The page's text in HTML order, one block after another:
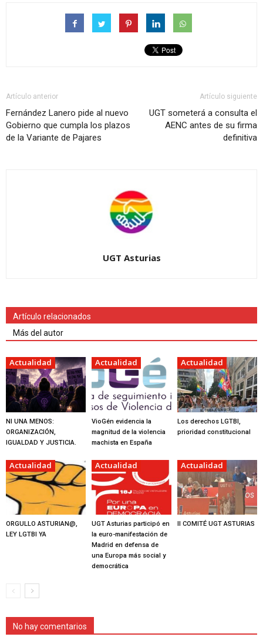
Artículo anterior
Fernández Lanero pide al nuevo
Gobierno que cumpla los plazos
de la Variante de Pajares
Artículo siguiente
UGT someterá a consulta el
AENC antes de su firma
definitiva
UGT Asturias
Artículo relacionados
Más del autor
Actualidad
NI UNA MENOS:
ORGANIZACIÓN,
IGUALDAD Y JUSTICIA.
Actualidad
VioGén evidencia la
magnitud de la violencia
machista en España
Actualidad
Los derechos LGTBI,
prioridad constitucional
Actualidad
ORGULLO ASTURIAN@,
LEY LGTBI YA
Actualidad
UGT Asturias participó en
la euro-manifestación de
Madrid en defensa de
una Europa más social y
democrática
Actualidad
II COMITÉ UGT ASTURIAS
No hay comentarios